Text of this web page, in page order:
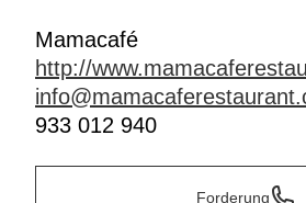
Mamacafé
http://
933 012 940
Forderung